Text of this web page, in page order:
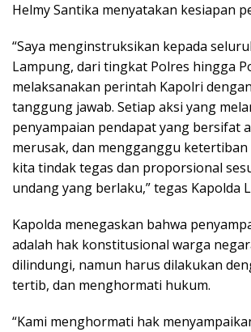
Helmy Santika menyatakan kesiapan
“Saya menginstruksikan kepada
Lampung, dari tingkat Polres hingga
melaksanakan perintah Kapolri
tanggung jawab. Setiap aksi yang
penyampaian pendapat yang bersifat
merusak, dan mengganggu ketertiban
kita tindak tegas dan proporsional
undang yang berlaku,” tegas Kapolda
Kapolda menegaskan bahwa
adalah hak konstitusional warga
dilindungi, namun harus dilakukan
tertib, dan menghormati hukum.
“Kami menghormati hak